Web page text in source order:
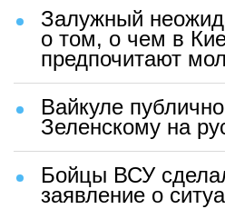
Залужный
о том, о чем в
предпочитают
Вайкуле
Зеленскому на
Бойцы ВСУ
заявление о